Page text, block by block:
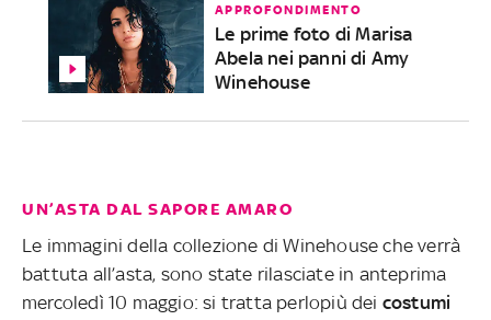
APPROFONDIMENTO
Le prime foto di Marisa
Abela nei panni di Amy
Winehouse
UN’ASTA DAL SAPORE AMARO
Le immagini della collezione di Winehouse che verrà
battuta all’asta, sono state rilasciate in anteprima
mercoledì 10 maggio: si tratta perlopiù dei costumi